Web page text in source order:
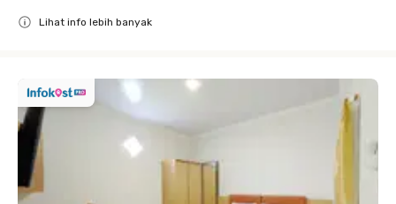
Lihat info lebih banyak